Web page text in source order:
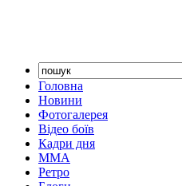
Головна
Новини
Фотогалерея
Відео боїв
Кадри дня
ММА
Ретро